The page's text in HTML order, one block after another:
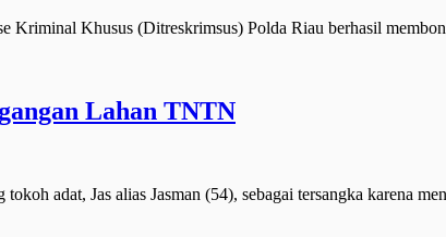
Khusus (Ditreskrimsus) Polda Riau berhasil
Lahan TNTN
adat, Jas alias Jasman (54), sebagai tersangka karena